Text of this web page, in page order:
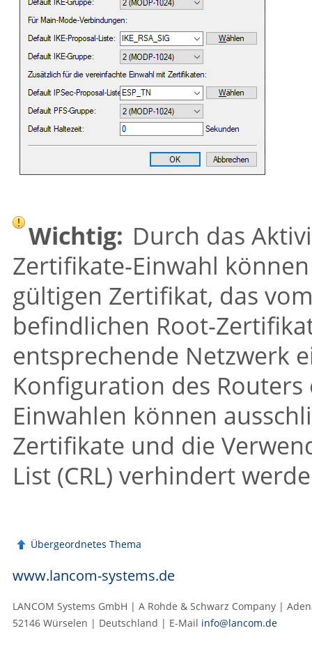
Wichtig: Durch das
Zertifikate-Einwahl
gültigen Zertifikat, das
befindlichen Root-
entsprechende Netzwerk
Konfiguration des
Einwahlen können
Zertifikate und die
List (CRL) verhindert
Übergeordnetes Thema
www.lancom-systems.de
LANCOM Systems GmbH | A Rohde & Schwarz Company |
52146 Würselen | Deutschland | E‑Mail info@lancom.de